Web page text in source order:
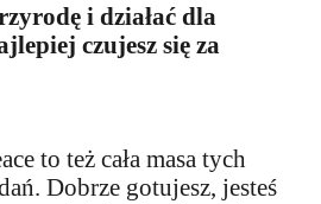
i działać dla
czujesz się za
to też cała masa tych
Dobrze gotujesz, jesteś